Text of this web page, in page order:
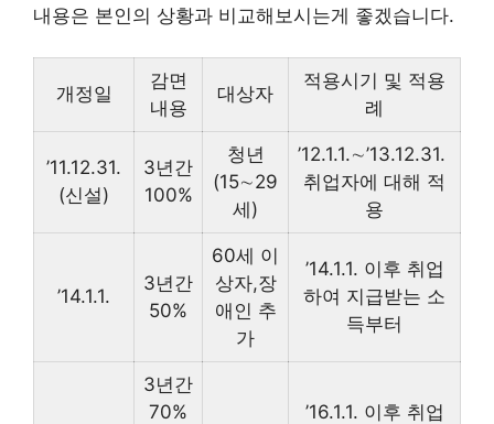
내용은 본인의 상황과 비교해보시는게 좋겠습니다.
개정일
감면
내용
대상자
적용시기 및 적용
례
’11.12.31.
(신설)
3년간
100%
청년
(15∼29
세)
’12.1.1.∼’13.12.31.
취업자에 대해 적
용
’14.1.1.
3년간
50%
60세 이
상자,장
애인 추
가
’14.1.1. 이후 취업
하여 지급받는 소
득부터
3년간
70%
’16.1.1. 이후 취업